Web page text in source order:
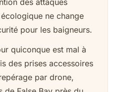
des attaques
ne change
pour les baigneurs.
quiconque est mal à
des prises accessoires
par drone,